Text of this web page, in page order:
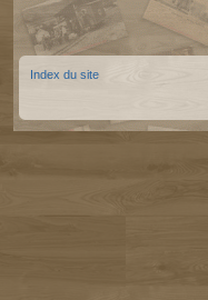
Index du site